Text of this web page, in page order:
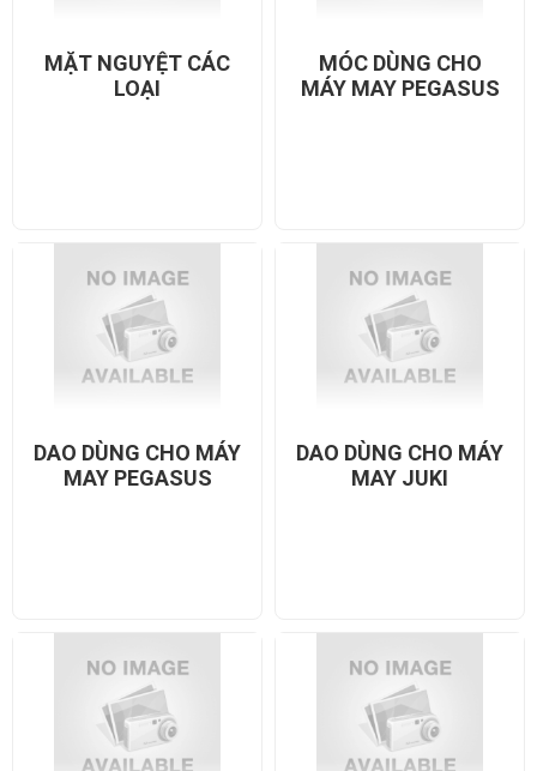
MẶT NGUYỆT CÁC
LOẠI
MÓC DÙNG CHO
MÁY MAY PEGASUS
DAO DÙNG CHO MÁY
MAY PEGASUS
DAO DÙNG CHO MÁY
MAY JUKI